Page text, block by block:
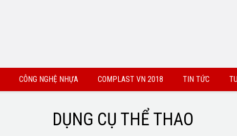
CÔNG NGHỆ NHỰA COMPLAST VN 2018 TIN TỨC
DỤNG CỤ THỂ THAO